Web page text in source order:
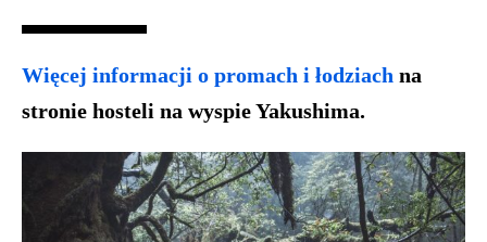
Więcej informacji o promach i łodziach na
stronie hosteli na wyspie Yakushima.